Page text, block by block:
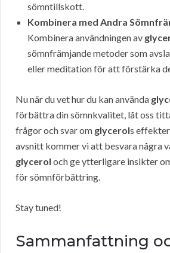
sömntillskott.
Kombinera med Andra
Kombinera användningen av
sömnfrämjande metoder som
eller meditation för att förstärka
Nu när du vet hur du kan använda
förbättra din sömnkvalitet, låt oss
frågor och svar om glycerols effekter
avsnitt kommer vi att besvara några
glycerol och ge ytterligare insikter
för sömnförbättring.
Stay tuned!
Sammanfattning